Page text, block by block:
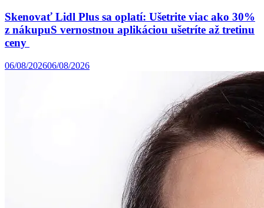
Skenovať Lidl Plus sa oplatí: Ušetrite viac ako 30%
z nákupuS vernostnou aplikáciou ušetríte až tretinu
ceny
06/08/202606/08/2026